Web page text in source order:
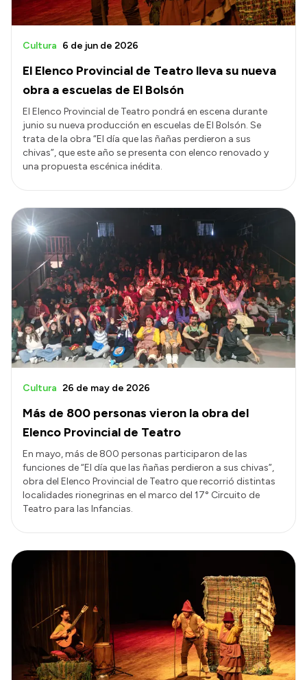
El Elenco Provincial de Teatro lleva su nueva
obra a escuelas de El Bolsón
Cultura 6 de jun de 2026
El Elenco Provincial de Teatro pondrá en escena durante
junio su nueva producción en escuelas de El Bolsón. Se
trata de la obra “El día que las ñañas perdieron a sus
chivas”, que este año se presenta con elenco renovado y
una propuesta escénica inédita.
Más de 800 personas vieron la obra del
Elenco Provincial de Teatro
Cultura 26 de may de 2026
En mayo, más de 800 personas participaron de las
funciones de “El día que las ñañas perdieron a sus chivas”,
obra del Elenco Provincial de Teatro que recorrió distintas
localidades rionegrinas en el marco del 17° Circuito de
Teatro para las Infancias.